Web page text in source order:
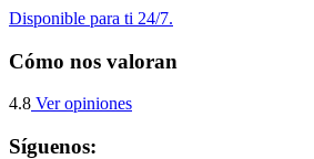
Disponible para ti 24/7.
Cómo nos valoran
4.8 Ver opiniones
Síguenos: